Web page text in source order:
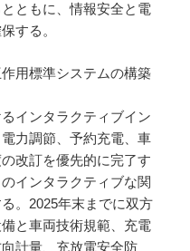
ともに、情報安全と電
する。
用標準システムの構築
インタラクティブイン
力調節、予約充電、車
改訂を優先的に完了す
インタラクティブな関
。2025年末までに双方
と車両技術規範、充電
計量、充放電安全防